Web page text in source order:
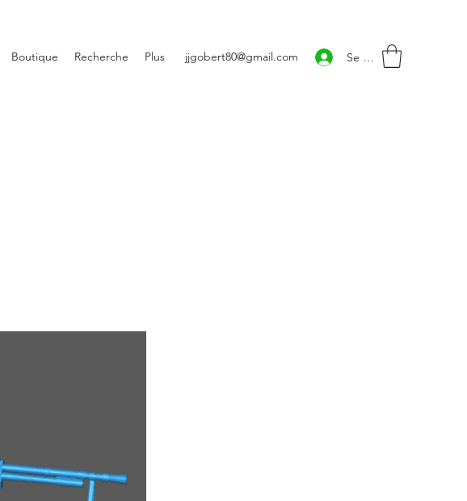
Boutique Recherche Plus jjgobert80@gmail.com Se connecter